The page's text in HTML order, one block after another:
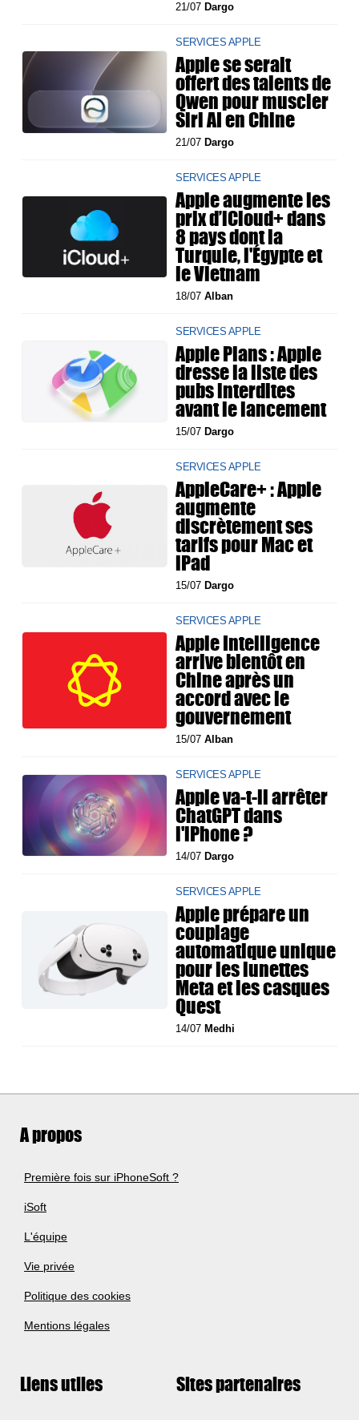
21/07 Dargo
SERVICES APPLE
Apple se serait
offert des talents de
Qwen pour muscler
Siri AI en Chine
21/07 Dargo
SERVICES APPLE
Apple augmente les
prix d’iCloud+ dans
8 pays dont la
Turquie, l'Égypte et
le Vietnam
18/07Alban
SERVICES APPLE
Apple Plans : Apple
dresse la liste des
pubs interdites
avant le lancement
15/07 Dargo
SERVICES APPLE
AppleCare+ : Apple
augmente
discrètement ses
tarifs pour Mac et
iPad
15/07 Dargo
SERVICES APPLE
Apple Intelligence
arrive bientôt en
Chine après un
accord avec le
gouvernement
15/07Alban
SERVICES APPLE
Apple va-t-il arrêter
ChatGPT dans
l'iPhone ?
14/07 Dargo
SERVICES APPLE
Apple prépare un
couplage
automatique unique
pour les lunettes
Meta et les casques
Quest
14/07 Medhi
A propos
Première fois sur iPhoneSoft ?
iSoft
L'équipe
Vie privée
Politique des cookies
Mentions légales
Liens utiles Sites partenaires